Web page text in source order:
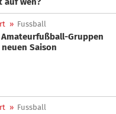
» Fussball
Amateurfußball-Gruppen
Saison
» Fussball